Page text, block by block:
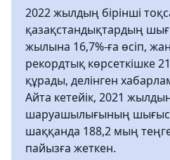
2022 жылдың бірінші
қазақстандықтардың
жылына 16,7%-ға өсіп,
рекордтық көрсеткішке
құрады, делінген
Айта кетейік, 2021
шаруашылығының
шаққанда 188,2 мың
пайызға жеткен.